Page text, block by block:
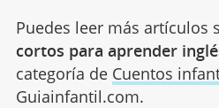
Puedes leer más artículos
cortos para aprender
categoría de Cuentos
Guiainfantil.com.